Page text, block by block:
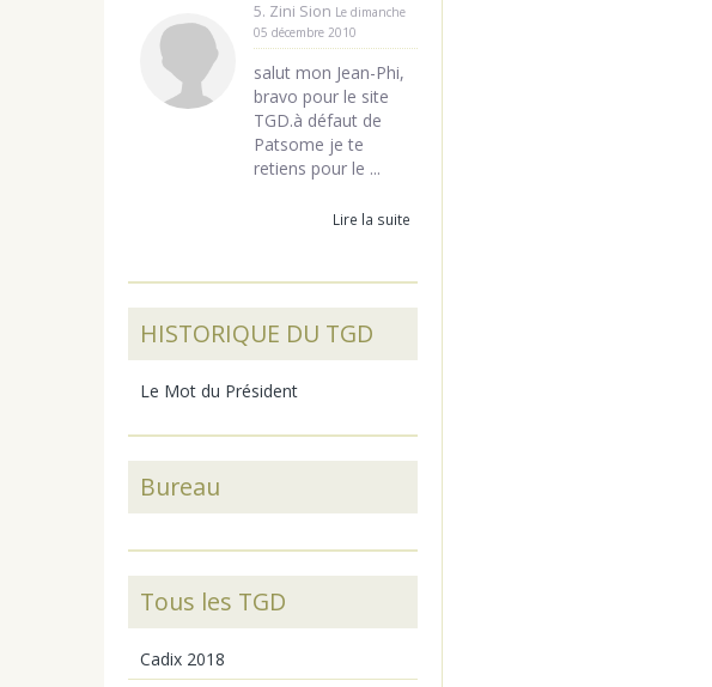
5. Zini Sion Le dimanche
05 décembre 2010
salut mon Jean-Phi,
bravo pour le site
TGD.à défaut de
Patsome je te
retiens pour le ...
Lire la suite
HISTORIQUE DU TGD
Le Mot du Président
Bureau
Tous les TGD
Cadix 2018